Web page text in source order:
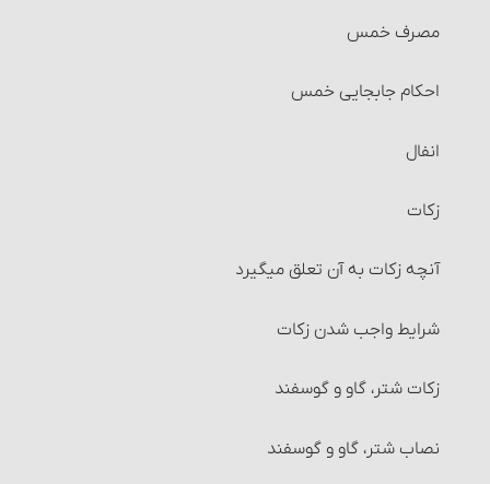
مصرف خمس
احکام جابجایی خمس
انفال
زکات
آنچه زکات به آن تعلق می‎گیرد‏
شرایط واجب شدن زکات‏
زکات شتر، گاو و گوسفند
نصاب شتر، گاو و گوسفند